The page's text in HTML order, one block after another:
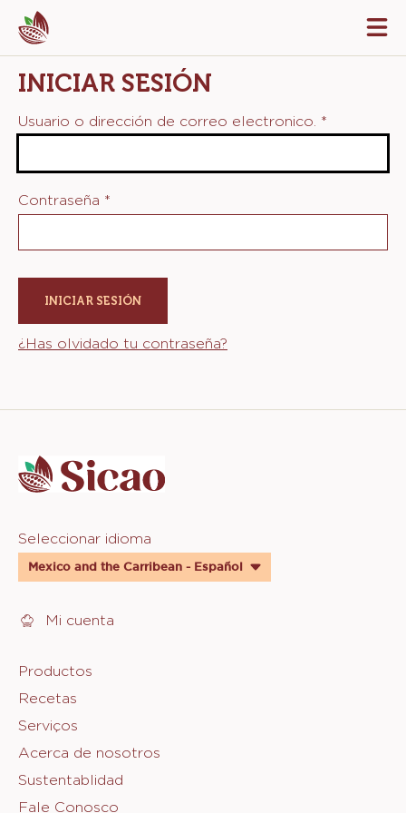
Skip
to
main
content
INICIAR SESIÓN
Usuario o dirección de correo electronico. *
Contraseña *
¿Has olvidado tu contraseña?
info
Website
quick
links
Seleccionar idioma
Mexico and the Carribean - Español
Mi cuenta
Footer
Sicao
Productos
Recetas
Serviços
Acerca de nosotros
Sustentablidad
Fale Conosco